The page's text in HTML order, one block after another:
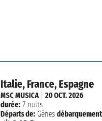
Italie, France, Espagne
MSC MUSICA| 20 OCT. 2026
durée: 7 nuits
Départs de: Gênes